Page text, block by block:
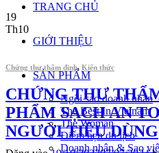
TRANG CHỦ
GIỚI THIỆU
SẢN PHẨM
Ngôi sao doanh nhân
The Best In Vietnam
The Woman
Điểm hẹn du lịch
Doanh nhân & Sao
19
Th10
Chứng thư thẩm định, Kiến thức
CHỨNG THƯ
PHẨM SẠCH AN
NGƯỜI TIÊU DÙNG